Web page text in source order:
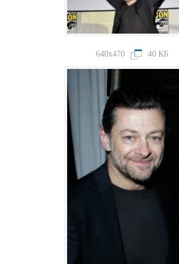
640x470 40 КБ